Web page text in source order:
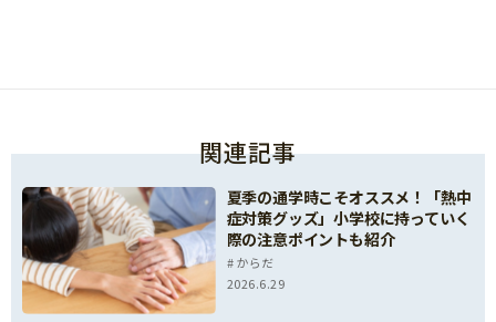
関連記事
夏季の通学時こそオススメ！「熱中
症対策グッズ」小学校に持っていく
際の注意ポイントも紹介
からだ
2026.6.29